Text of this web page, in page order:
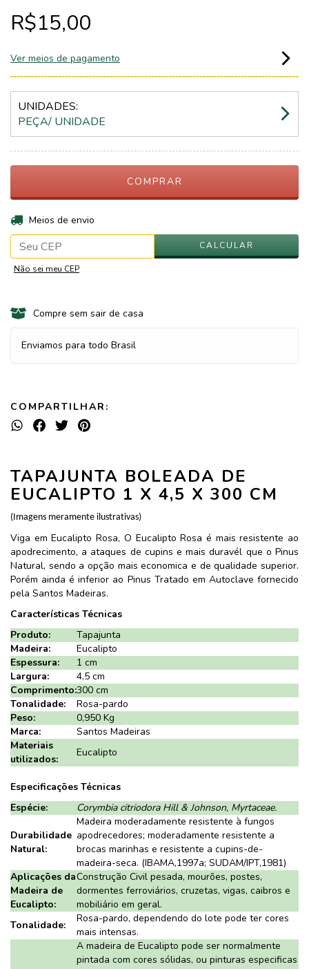
R$15,00
Ver meios de pagamento
UNIDADES:
PEÇA/ UNIDADE
Entregas para o CEP:
Meios de envio
CALCULAR
Não sei meu CEP
Compre sem sair de casa
Enviamos para todo Brasil
COMPARTILHAR:
TAPAJUNTA BOLEADA DE
EUCALIPTO 1 X 4,5 X 300 CM
(Imagens meramente ilustrativas)
Viga em Eucalipto Rosa, O Eucalipto Rosa é mais resistente ao
apodrecimento, a ataques de cupins e mais duravél que o Pinus
Natural, sendo a opção mais economica e de qualidade superior.
Porém ainda é inferior ao Pinus Tratado em Autoclave fornecido
pela Santos Madeiras.
Características Técnicas
Produto:
Tapajunta
Madeira:
Eucalipto
Espessura:
1 cm
Largura:
4,5 cm
Comprimento:300 cm
Tonalidade:
Rosa-pardo
Peso:
0,950 Kg
Marca:
Santos Madeiras
Materiais
utilizados:
Eucalipto
Especificações Técnicas
Espécie:
Corymbia citriodora Hill & Johnson, Myrtaceae.
Durabilidade
Natural:
Madeira moderadamente resistente à fungos
apodrecedores; moderadamente resistente a
brocas marinhas e resistente a cupins-de-
madeira-seca. (IBAMA,1997a; SUDAM/IPT,1981)
Aplicações da
Madeira de
Eucalipto:
Construção Civil pesada, mourões, postes,
dormentes ferroviários, cruzetas, vigas, caibros e
mobiliário em geral.
Tonalidade:
Rosa-pardo, dependendo do lote pode ter cores
mais intensas.
A madeira de Eucalipto pode ser normalmente
pintada com cores sólidas, ou pinturas especificas